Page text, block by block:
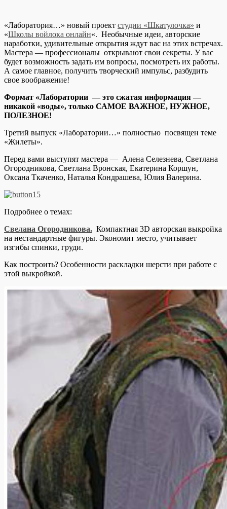
«Лаборатория…» новый проект студии «Шкатулочка» и
«Школы войлока онлайн«. Необычные идеи, авторские
наработки, удивительные открытия ждут вас на этих встречах.
Мастера — профессионалы открывают свои секреты. У вас
будет возможность задать им вопросы, посмотреть их работы.
А самое главное, получить творческий импульс, разбудить
свое воображение!
Формат «Лаборатории — это сжатая информация —
никакой «воды», только САМОЕ ВАЖНОЕ, НУЖНОЕ,
ПОЛЕЗНОЕ!
Третий выпуск «Лаборатории…» полностью посвящен теме
«Жилеты».
Перед вами выступят мастера — Алена Селезнева, Светлана
Огородникова, Светлана Вронская, Екатерина Коршун,
Оксана Ткаченко, Наталья Кондрашева, Юлия Валерина.
Подробнее о темах:
Свелана Огородникова. Компактная 3D авторская выкройка
на нестандартные фигуры. Экономит место, учитывает
изгибы спинки, груди.
Как построить? Особенности раскладки шерсти при работе с
этой выкройкой.